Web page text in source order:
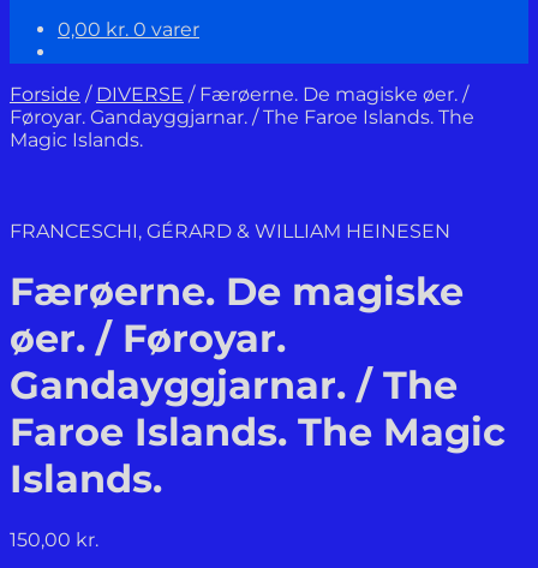
0,00 kr. 0 varer
Forside / DIVERSE / Færøerne. De magiske øer. /
Føroyar. Gandayggjarnar. / The Faroe Islands. The
Magic Islands.
FRANCESCHI, GÉRARD & WILLIAM HEINESEN
Færøerne. De magiske
øer. / Føroyar.
Gandayggjarnar. / The
Faroe Islands. The Magic
Islands.
150,00 kr.